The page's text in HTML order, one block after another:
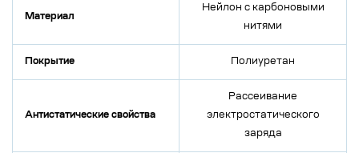
Материал
Нейлон с карбоновыми
нитями
Покрытие Полиуретан
Антистатические свойства
Рассеивание
электростатического
заряда